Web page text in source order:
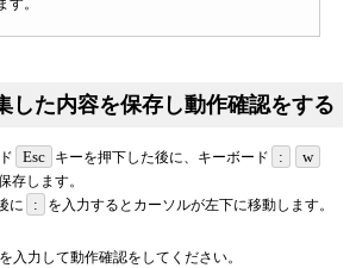
した内容を保存し動作確認をする
Esc キーを押下した後に、キーボード :
w
存します。
に : を入力するとカーソルが左下に移動します。
入力して動作確認をしてください。